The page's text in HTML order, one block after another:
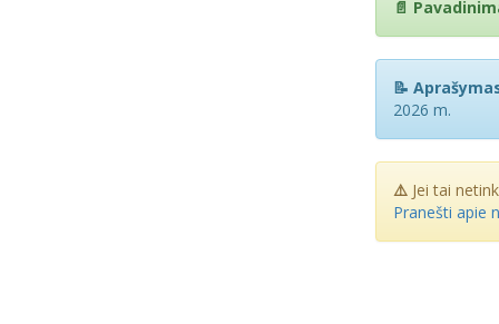
📄
📝
2026 m.
⚠️ Jei tai
Pranešti apie